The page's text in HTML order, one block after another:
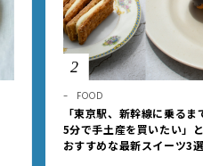
2
FOOD
「東京駅、新幹線に乗るま
5分で手土産を買いたい」
おすすめな最新スイーツ3